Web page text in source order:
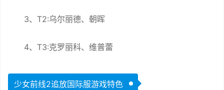
3、T2:乌尔丽德、朝晖
4、T3:克罗丽科、维普蕾
少女前线2追放国际服游戏特色